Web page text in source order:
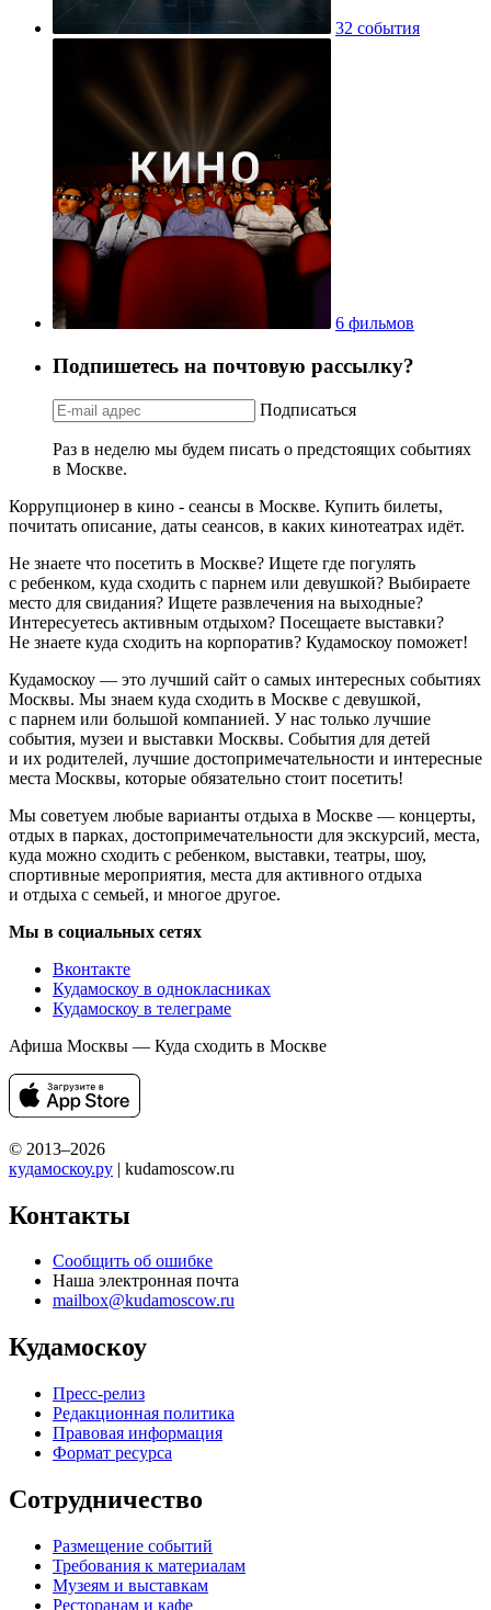
32 события
6 фильмов
Подпишетесь на почтовую рассылку?
Подписаться
Раз в неделю мы будем писать о предстоящих событиях
в Москве.
Коррупционер в кино - сеансы в Москве. Купить билеты,
почитать описание, даты сеансов, в каких кинотеатрах идёт.
Не знаете что посетить в Москве? Ищете где погулять
с ребенком, куда сходить с парнем или девушкой? Выбираете
место для свидания? Ищете развлечения на выходные?
Интересуетесь активным отдыхом? Посещаете выставки?
Не знаете куда сходить на корпоратив? Кудамоскоу поможет!
Кудамоскоу — это лучший сайт о самых интересных событиях
Москвы. Мы знаем куда сходить в Москве с девушкой,
с парнем или большой компанией. У нас только лучшие
события, музеи и выставки Москвы. События для детей
и их родителей, лучшие достопримечательности и интересные
места Москвы, которые обязательно стоит посетить!
Мы советуем любые варианты отдыха в Москве — концерты,
отдых в парках, достопримечательности для экскурсий, места,
куда можно сходить с ребенком, выставки, театры, шоу,
спортивные мероприятия, места для активного отдыха
и отдыха с семьей, и многое другое.
Мы в социальных сетях
Вконтакте
Кудамоскоу в однокласниках
Кудамоскоу в телеграме
Афиша Москвы — Куда сходить в Москве
© 2013–2026
кудамоскоу.ру | kudamoscow.ru
Контакты
Сообщить об ошибке
Наша электронная почта
mailbox@kudamoscow.ru
Кудамоскоу
Пресс-релиз
Редакционная политика
Правовая информация
Формат ресурса
Сотрудничество
Размещение событий
Требования к материалам
Музеям и выставкам
Ресторанам и кафе